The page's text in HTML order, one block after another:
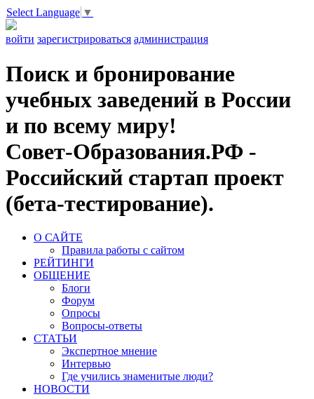
Select Language ▼
войти зарегистрироваться администрация
Поиск и бронирование
учебных заведений в России
и по всему миру!
Совет-Образования.РФ -
Российский стартап проект
(бета-тестирование).
О САЙТЕ
Правила работы с сайтом
РЕЙТИНГИ
ОБЩЕНИЕ
Блоги
Форум
Опросы
Вопросы-ответы
СТАТЬИ
Экспертное мнение
Интервью
Где учились знаменитые люди?
НОВОСТИ